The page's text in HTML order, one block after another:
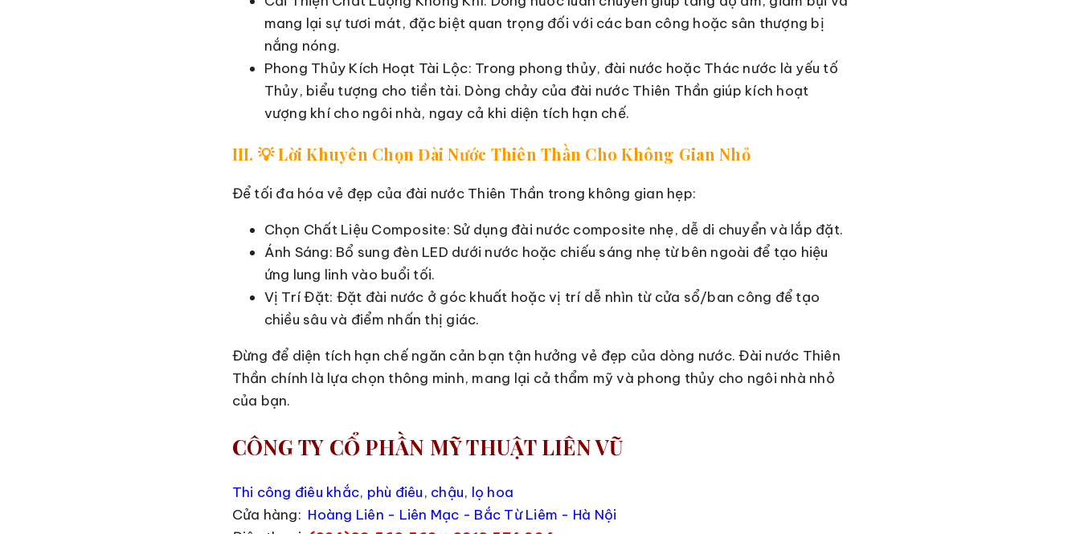
mang lại sự tươi mát, đặc biệt quan trọng đối với các ban công hoặc sân thượng bị
nắng nóng.
Phong Thủy Kích Hoạt Tài Lộc: Trong phong thủy, đài nước hoặc Thác nước là yếu tố
Thủy, biểu tượng cho tiền tài. Dòng chảy của đài nước Thiên Thần giúp kích hoạt
vượng khí cho ngôi nhà, ngay cả khi diện tích hạn chế.
III. 💡 Lời Khuyên Chọn Đài Nước Thiên Thần Cho Không Gian Nhỏ
Để tối đa hóa vẻ đẹp của đài nước Thiên Thần trong không gian hẹp:
Chọn Chất Liệu Composite: Sử dụng đài nước composite nhẹ, dễ di chuyển và lắp đặt.
Ánh Sáng: Bổ sung đèn LED dưới nước hoặc chiếu sáng nhẹ từ bên ngoài để tạo hiệu
ứng lung linh vào buổi tối.
Vị Trí Đặt: Đặt đài nước ở góc khuất hoặc vị trí dễ nhìn từ cửa sổ/ban công để tạo
chiều sâu và điểm nhấn thị giác.
Đừng để diện tích hạn chế ngăn cản bạn tận hưởng vẻ đẹp của dòng nước. Đài nước Thiên
Thần chính là lựa chọn thông minh, mang lại cả thẩm mỹ và phong thủy cho ngôi nhà nhỏ
của bạn.
CÔNG TY CỔ PHẦN MỸ THUẬT LIÊN VŨ
Thi công điêu khắc, phù điêu, chậu, lọ hoa
Cửa hàng: Hoàng Liên - Liên Mạc - Bắc Từ Liêm - Hà Nội